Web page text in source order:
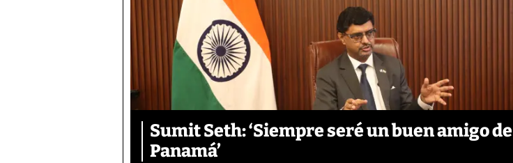
Sumit Seth: ‘Siempre seré un buen amigo de
Panamá’